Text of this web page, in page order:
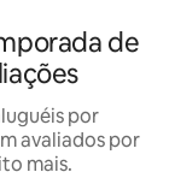
de
por
avaliados por
mais.